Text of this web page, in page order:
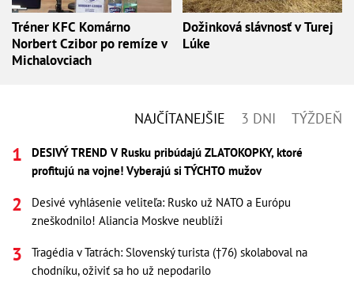
Tréner KFC Komárno
Norbert Czibor po remíze v
Michalovciach
Dožinková slávnosť v Turej
Lúke
NAJČÍTANEJŠIE 3 DNI TÝŽDEŇ
DESIVÝ TREND V Rusku pribúdajú ZLATOKOPKY, ktoré
profitujú na vojne! Vyberajú si TÝCHTO mužov
Desivé vyhlásenie veliteľa: Rusko už NATO a Európu
zneškodnilo! Aliancia Moskve neublíži
Tragédia v Tatrách: Slovenský turista (†76) skolaboval na
chodníku, oživiť sa ho už nepodarilo